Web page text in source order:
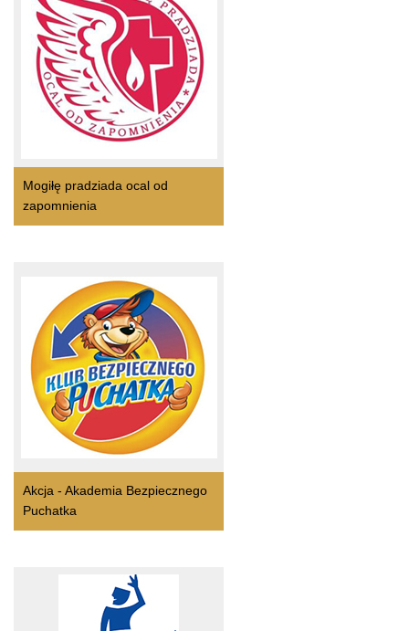
Mogiłę pradziada ocal od
zapomnienia
Akcja - Akademia Bezpiecznego
Puchatka